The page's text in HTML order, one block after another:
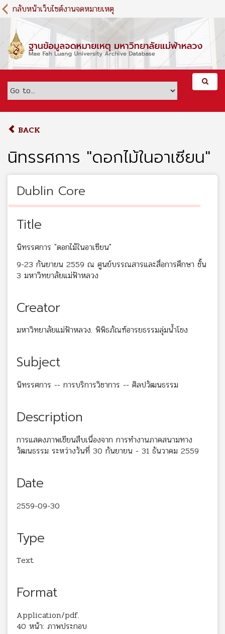
S
k
m
c
กลับหน้าเว็บไซต์งานจดหมายเหตุ
BACK
นิทรรศการ "ดอกไม้ในอาเซียน"
Dublin Core
Title
นิทรรศการ "ดอกไม้ในอาเซียน"
9-23 กันยายน 2559 ณ ศูนย์บรรณสารและสื่อการศึกษา ชั้น
3 มหาวิทยาลัยแม่ฟ้าหลวง
Creator
มหาวิทยาลัยแม่ฟ้าหลวง. พิพิธภัณฑ์อารยธรรมลุ่มน้ำโขง
Subject
นิทรรศการ -- การบริการวิชาการ -- ศิลปวัฒนธรรม
Description
การแสดงภาพเขียนสืบเนื่องจาก การทำงานภาคสนามทาง
วัฒนธรรม ระหว่างวันที่ 30 กันยายน - 31 ธันวาคม 2559
Date
2559-09-30
Type
Text
Format
Application/pdf.
40 หน้า: ภาพประกอบ